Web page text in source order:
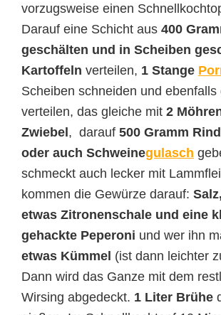
vorzugsweise einen
Darauf eine Schicht aus 400
geschälten und in Scheiben
Kartoffeln verteilen, 1 Stange
Scheiben schneiden und ebenfalls
verteilen, das gleiche mit 2
Zwiebel , darauf 500 Gramm
oder auch Schweinegulasch
schmeckt auch lecker mit
kommen die Gewürze darauf:
etwas Zitronenschale und eine
gehackte Peperoni und wer ihn
etwas Kümmel (ist dann leichter
Dann wird das Ganze mit dem
Wirsing abgedeckt. 1 Liter Brühe